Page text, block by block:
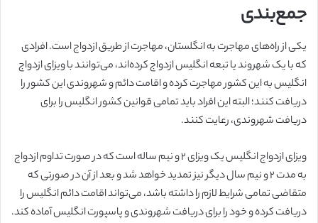
جمع‌بندی
یکی از راه‌های مهاجرت به انگلستان، مهاجرت از طریق ازدواج است. افرادی
که با یک شهروند یا تبعه انگلیس ازدواج کرده‌اند، می‌توانند با ویزای ازدواج
انگلیس به این کشور مهاجرت کرده و اقامت دائم و شهروندی این کشور را
دریافت کنند؛ البته این افراد باید تمامی قوانین کشور انگلیس را برای
دریافت شهروندی، رعایت کنند.
ویزای ازدواج انگلیس یک ویزای ۲ و نیم ساله است که در صورت تداوم ازدواج
به مدت ۲ و نیم سال دیگر نیز تمدید خواهد شد و بعد از آن در صورتی که
متقاضی تمامی شرایط لازم را داشته باشد، می‌تواند اقامت دائم انگلیس را
دریافت کرده و خود را برای دریافت شهروندی و پاسپورت انگلیس آماده کند.